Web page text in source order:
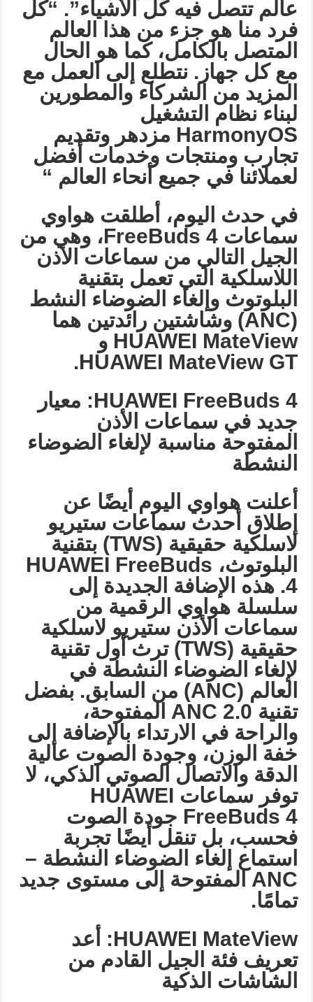
عالم تتصل فيه كل الأشياء”. “كل
فرد منا هو جزء من هذا العالم
المتصل بالكامل، كما هو الحال
مع كل جهاز. نتطلع إلى العمل مع
المزيد من الشركاء والمطورين
لبناء نظام التشغيل
HarmonyOS مزدهر وتقديم
تجارب ومنتجات وخدمات أفضل
لعملائنا في جميع أنحاء العالم “
في حدث اليوم، أطلقت هواوي
سماعات FreeBuds 4
، وهي من
الجيل التالي من سماعات الأذن
اللاسلكية التي تعمل بتقنية
البلوتوث وإلغاء الضوضاء النشط
(ANC)
وشاشتين رائدتين هما
HUAWEI MateView و
HUAWEI MateView GT.
HUAWEI FreeBuds 4: معيار
جديد في سماعات الأذن
المفتوحة مناسبة لإلغاء الضوضاء
النشطة
أعلنت هواوي اليوم أيضًا عن
إطلاق أحدث سماعات ستيريو
لاسلكية حقيقية (TWS)
بتقنية
البلوتوث، HUAWEI FreeBuds
4. هذه الإضافة الجديدة إلى
سلسلة هواوي الرقمية من
سماعات الأذن ستيريو لاسلكية
حقيقية (TWS)
ترث أول تقنية
لإلغاء الضوضاء النشطة في
العالم (ANC)
من السابق. بفضل
تقنية
المفتوحة،
والراحة في الارتداء بالإضافة إلى
خفة الوزن، وجودة الصوت عالية
الدقة والاتصال الصوتي الذكي، لا
توفر سماعات HUAWEI
FreeBuds 4 جودة الصوت
فحسب، بل تنقل أيضًا تجربة
استماع إلغاء الضوضاء النشطة –
ANC المفتوحة إلى مستوى جديد
تمامًا.
HUAWEI MateView:
أعد
تعريف فئة الجيل القادم من
الشاشات الذكية